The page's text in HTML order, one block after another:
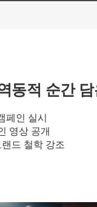
동적 순간
페인 실시
영상 공개
드 철학 강조